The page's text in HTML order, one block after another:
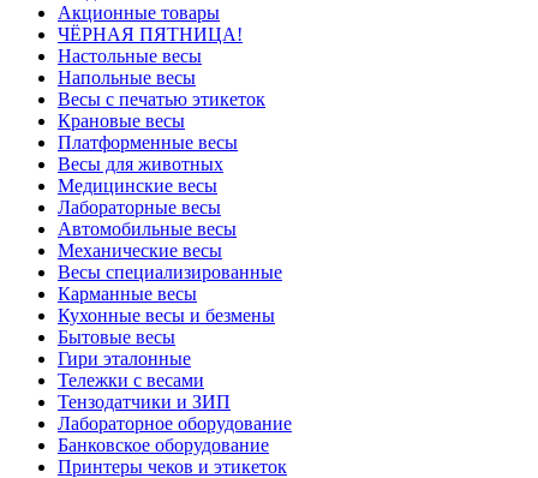
Акционные товары
ЧЁРНАЯ ПЯТНИЦА!
Настольные весы
Напольные весы
Весы с печатью этикеток
Крановые весы
Платформенные весы
Весы для животных
Медицинские весы
Лабораторные весы
Автомобильные весы
Механические весы
Весы специализированные
Карманные весы
Кухонные весы и безмены
Бытовые весы
Гири эталонные
Тележки с весами
Тензодатчики и ЗИП
Лабораторное оборудование
Банковское оборудование
Принтеры чеков и этикеток